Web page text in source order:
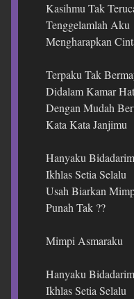
Kasihmu Tak
Tenggelamlah Aku
Mengharapkan
Terpaku Tak
Didalam Kamar
Dengan Mudah
Kata Kata Janjimu
Hanyaku
Ikhlas Setia Selalu
Usah Biarkan
Punah Tak ??
Mimpi Asmaraku
Hanyaku
Ikhlas Setia Selalu